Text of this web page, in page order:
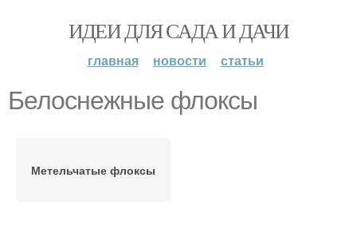
ИДЕИ ДЛЯ САДА И ДАЧИ
главная новости статьи
Белоснежные флоксы
Метельчатые флоксы